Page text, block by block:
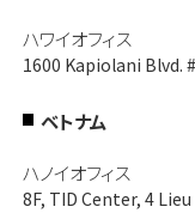
ハワイオフィス
1600 Kapiolani Blvd.
ベトナム
ハノイオフィス
8F, TID Center, 4